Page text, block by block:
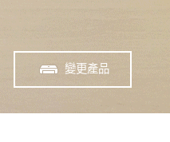
變更產品